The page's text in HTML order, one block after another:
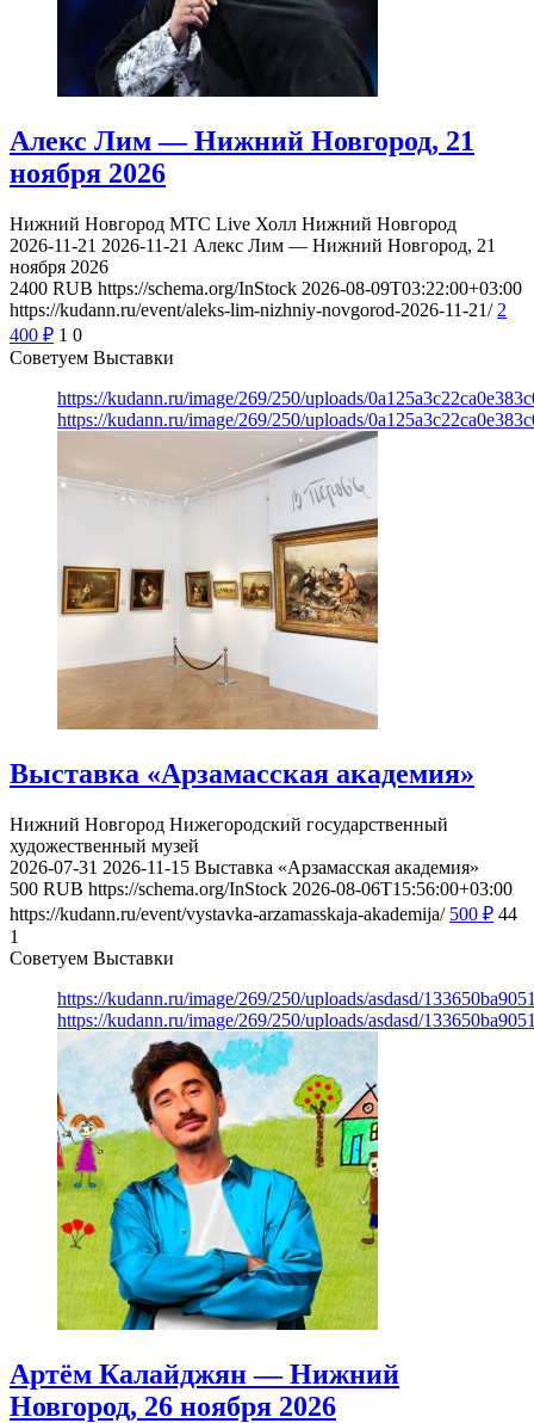
Алекс Лим — Нижний Новгород, 21
ноября 2026
Нижний Новгород МТС Live Холл Нижний Новгород
2026-11-21 2026-11-21 Алекс Лим — Нижний Новгород, 21
ноября 2026
2400 RUB https://schema.org/InStock 2026-08-09T03:22:00+03:00
https://kudann.ru/event/aleks-lim-nizhniy-novgorod-2026-11-21/ 2
400 ₽ 1 0
Советуем Выставки
https://kudann.ru/image/269/250/uploads/
https://kudann.ru/image/269/250/uploads/
Выставка «Арзамасская академия»
Нижний Новгород Нижегородский государственный
художественный музей
2026-07-31 2026-11-15 Выставка «Арзамасская академия»
500 RUB https://schema.org/InStock 2026-08-06T15:56:00+03:00
https://kudann.ru/event/vystavka-arzamasskaja-akademija/ 500 ₽ 44
1
Советуем Выставки
https://kudann.ru/image/269/250/uploads/asdasd/
https://kudann.ru/image/269/250/uploads/asdasd/
Артём Калайджян — Нижний
Новгород, 26 ноября 2026